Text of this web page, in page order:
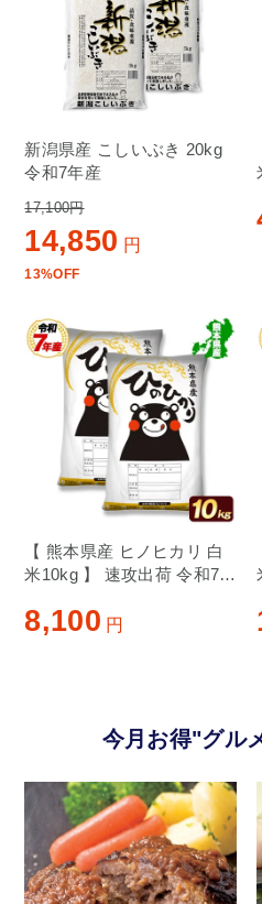
新潟県産 こしいぶき 20kg
令和7年産
17,100円
14,850 円
13%OFF
【 熊本県産 ヒノヒカリ 白
米10kg 】 速攻出荷 令和7年
定（土日祝除く）
8,100 円
今月お得"グル